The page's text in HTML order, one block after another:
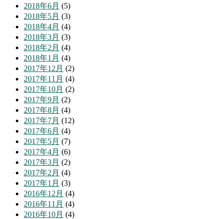
2018年6月 (5)
2018年5月 (3)
2018年4月 (4)
2018年3月 (3)
2018年2月 (4)
2018年1月 (4)
2017年12月 (2)
2017年11月 (4)
2017年10月 (2)
2017年9月 (2)
2017年8月 (4)
2017年7月 (12)
2017年6月 (4)
2017年5月 (7)
2017年4月 (6)
2017年3月 (2)
2017年2月 (4)
2017年1月 (3)
2016年12月 (4)
2016年11月 (4)
2016年10月 (4)